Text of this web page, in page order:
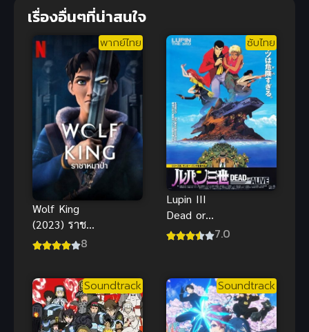
เรื่องอื่นๆที่น่าสนใจ
พากย์ไทย
Wolf King
(2023) ราชา
หมาป่า ภาค
8
ซับไทย
Lupin III
Dead or
Alive จอมโจร
ซับไทย ดูฟรี
7.0
Soundtrack Soundtrack